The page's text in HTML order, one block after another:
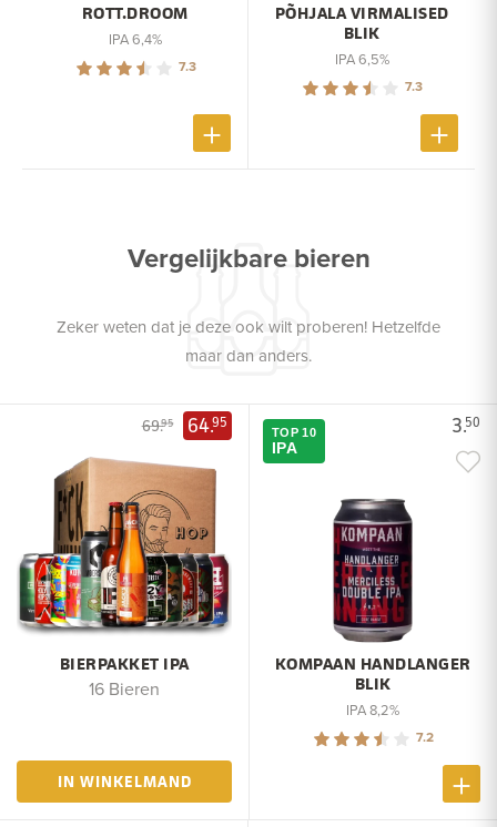
ROTT.DROOM
IPA 6,4%
7.3
PÕHJALA VIRMALISED
BLIK
IPA 6,5%
7.3
Vergelijkbare bieren
Zeker weten dat je deze ook wilt proberen! Hetzelfde
maar dan anders.
69.95 64.95
BIERPAKKET IPA
16 Bieren
IN WINKELMAND
3.50
TOP 10
IPA
KOMPAAN HANDLANGER
BLIK
IPA 8,2%
7.2